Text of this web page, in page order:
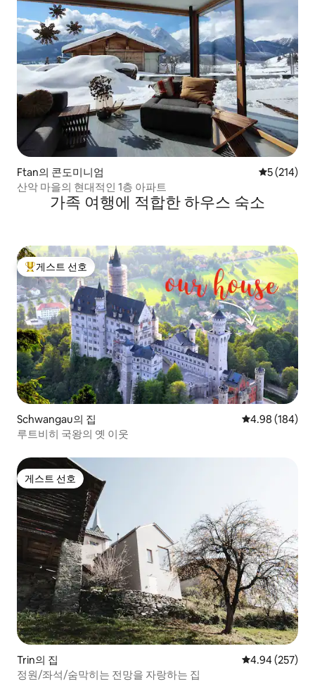
Ftan의 콘도미니엄 평점 5점(5
5 (214)
산악 마을의 현대적인 1층 아파트
가족 여행에 적합한 하우스 숙소
상위 게스트 선호
게스트 선호
Schwangau의 집 평점 4.98점(5
4.98 (184)
루트비히 국왕의 옛 이웃
게스트 선호
게스트 선호
Trin의 집 평점 4.94점(5
4.94 (257)
정원/좌석/숨막히는 전망을 자랑하는 집